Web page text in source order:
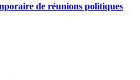
de réunions politiques